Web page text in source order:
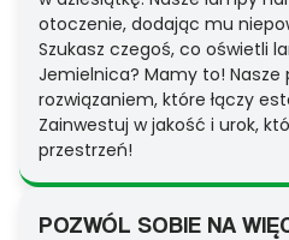
otoczenie, dodając mu
Szukasz czegoś, co oświetli
Jemielnica? Mamy to!
rozwiązaniem, które łączy
Zainwestuj w jakość i urok,
przestrzeń!
POZWÓL SOBIE NA